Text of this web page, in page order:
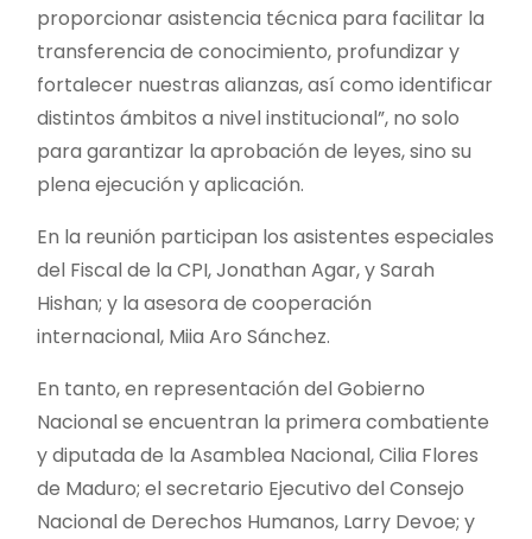
proporcionar asistencia técnica para facilitar la
transferencia de conocimiento, profundizar y
fortalecer nuestras alianzas, así como identificar
distintos ámbitos a nivel institucional”, no solo
para garantizar la aprobación de leyes, sino su
plena ejecución y aplicación.
En la reunión participan los asistentes especiales
del Fiscal de la CPI, Jonathan Agar, y Sarah
Hishan; y la asesora de cooperación
internacional, Miia Aro Sánchez.
En tanto, en representación del Gobierno
Nacional se encuentran la primera combatiente
y diputada de la Asamblea Nacional, Cilia Flores
de Maduro; el secretario Ejecutivo del Consejo
Nacional de Derechos Humanos, Larry Devoe; y